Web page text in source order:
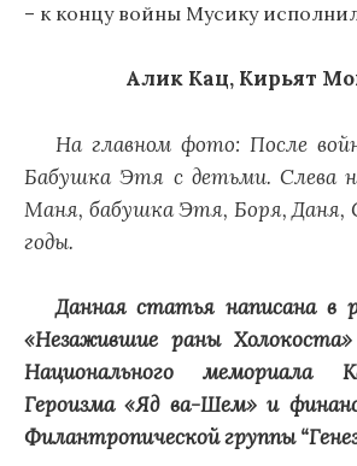
– к концу войны Мусику
Алик Кац, Кирьят
На главном фото: После
Бабушка Этя с детьми. Слева
Маня, бабушка Этя, Боря, Даня,
годы.
Данная статья написана в
«Незажившие раны
Национального мемориала
Героизма «Яд ва-Шем» и
Филантропической группы